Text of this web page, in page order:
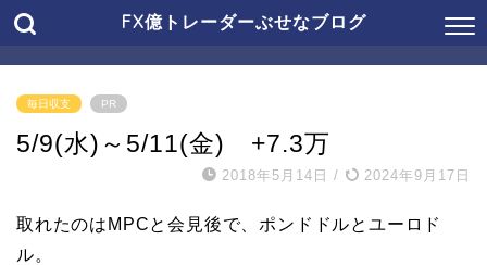
FX億トレーダーぶせなブログ
毎日収支 PR
5/9(水)～5/11(金) +7.3万
2018年5月14日 / 2024年9月17日
取れたのはMPCと会見後で、ポンドドルとユーロド
ル。